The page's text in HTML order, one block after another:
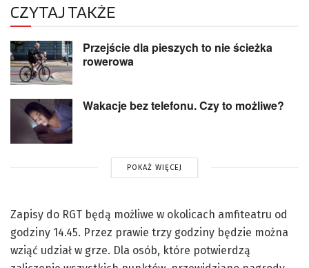
CZYTAJ TAKŻE
Przejście dla pieszych to nie ścieżka
rowerowa
Wakacje bez telefonu. Czy to możliwe?
POKAŻ WIĘCEJ
Zapisy do RGT będą możliwe w okolicach amfiteatru od
godziny 14.45. Przez prawie trzy godziny będzie można
wziąć udział w grze. Dla osób, które potwierdzą